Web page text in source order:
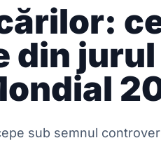
din jurul
sub semnul